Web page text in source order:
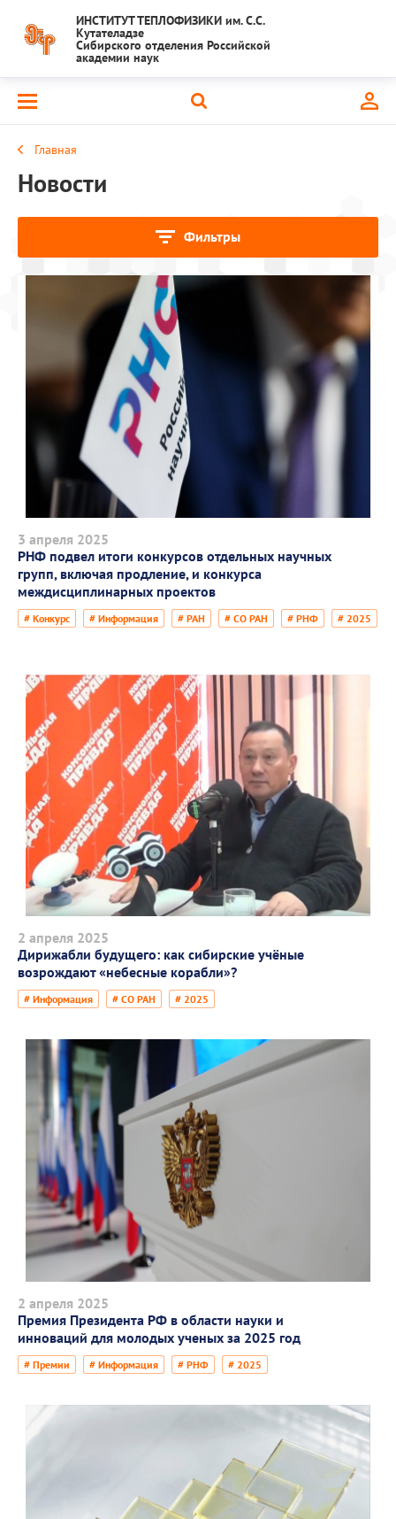
ИНСТИТУТ ТЕПЛОФИЗИКИ им. С.С.
Кутателадзе
Сибирского отделения Российской
академии наук
Главная
Новости
Фильтры
3 апреля 2025
РНФ подвел итоги конкурсов отдельных научных
групп, включая продление, и конкурса
междисциплинарных проектов
# Конкурс # Информация # РАН # СО РАН # РНФ # 2025
2 апреля 2025
Дирижабли будущего: как сибирские учёные
возрождают «небесные корабли»?
# Информация # СО РАН # 2025
2 апреля 2025
Премия Президента РФ в области науки и
инноваций для молодых ученых за 2025 год
# Премии # Информация # РНФ # 2025